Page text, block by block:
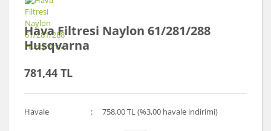
Hava Filtresi Naylon 61/281/288
Husqvarna
781,44 TL
Havale 758,00 TL (%3,00 havale indirimi)